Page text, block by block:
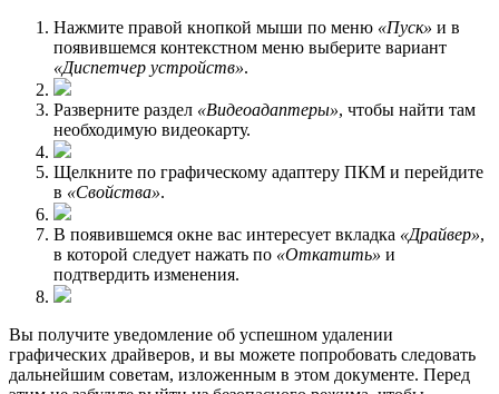
Нажмите правой кнопкой мыши по меню «Пуск» и в
появившемся контекстном меню выберите вариант
«Диспетчер устройств».
Разверните раздел «Видеоадаптеры», чтобы найти там
необходимую видеокарту.
Щелкните по графическому адаптеру ПКМ и перейдите
в «Свойства».
В появившемся окне вас интересует вкладка «Драйвер»,
в которой следует нажать по «Откатить» и
подтвердить изменения.
Вы получите уведомление об успешном удалении
гpафических драйверов, и вы можете попробовать следовать
дальнейшим советам, изложенным в этом документе. Перед